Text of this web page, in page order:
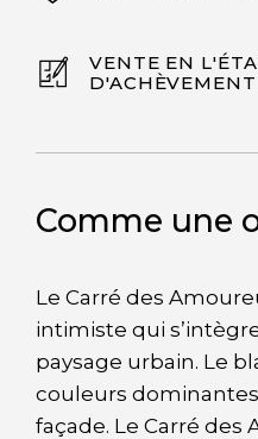
VENTE EN
D'ACHÈVEMENT
Comme une
Le Carré des
intimiste qui
paysage urbain. Le
couleurs
façade. Le Carré des